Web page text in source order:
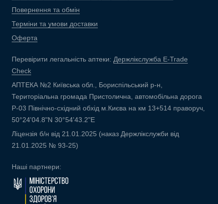
Повернення та обмін
Терміни та умови доставки
Оферта
Перевірити легальність аптеки: Держлікслужба E-Trade
Check
АПТЕКА №2 Київська обл., Бориспільський р-н,
Територіальна громада Пристолична, автомобільна дорога
Р-03 Північно-східний обхід м.Києва на км 13+514 праворуч,
50°24'04.8"N 30°54'43.2"E
Ліцензія б/н від 21.01.2025 (наказ Держлікслужби від
21.01.2025 № 93-25)
Наші партнери: